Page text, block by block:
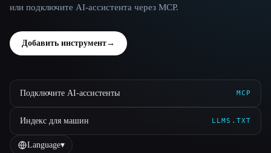
или подключите AI-ассистента через MCP.
Добавить инструмент→
Подключите AI-ассистенты MCP
Индекс для машин LLMS.TXT
Language▾